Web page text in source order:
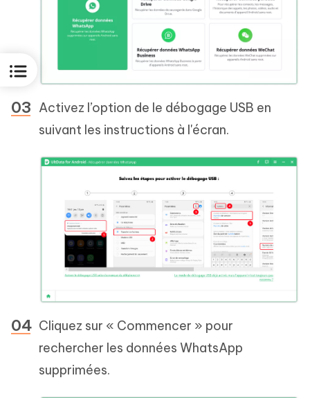
Activez l’option de le débogage USB en
suivant les instructions à l'écran.
Cliquez sur « Commencer » pour
rechercher les données WhatsApp
supprimées.